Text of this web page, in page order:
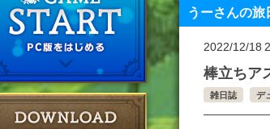
うーさんの旅
2022/12/18
棒立ちア
雑日誌 デ